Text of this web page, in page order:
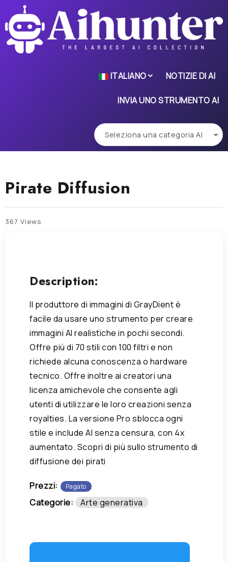
ITALIANO NOTIZIE DI AI
INVIA UNO STRUMENTO AI
Pirate Diffusion
367 Views
Description:
Il produttore di immagini di GrayDient è
facile da usare uno strumento per creare
immagini AI realistiche in pochi secondi.
Offre più di 70 stili con 100 filtri e non
richiede alcuna conoscenza o hardware
tecnico. Offre inoltre ai creatori una
licenza amichevole che consente agli
utenti di utilizzare le loro creazioni senza
royalties. La versione Pro sblocca ogni
stile e include AI senza censura, con 4x
aumentato. Scopri di più sullo strumento di
diffusione dei pirati
Prezzi: Pagato
Categorie: Arte generativa